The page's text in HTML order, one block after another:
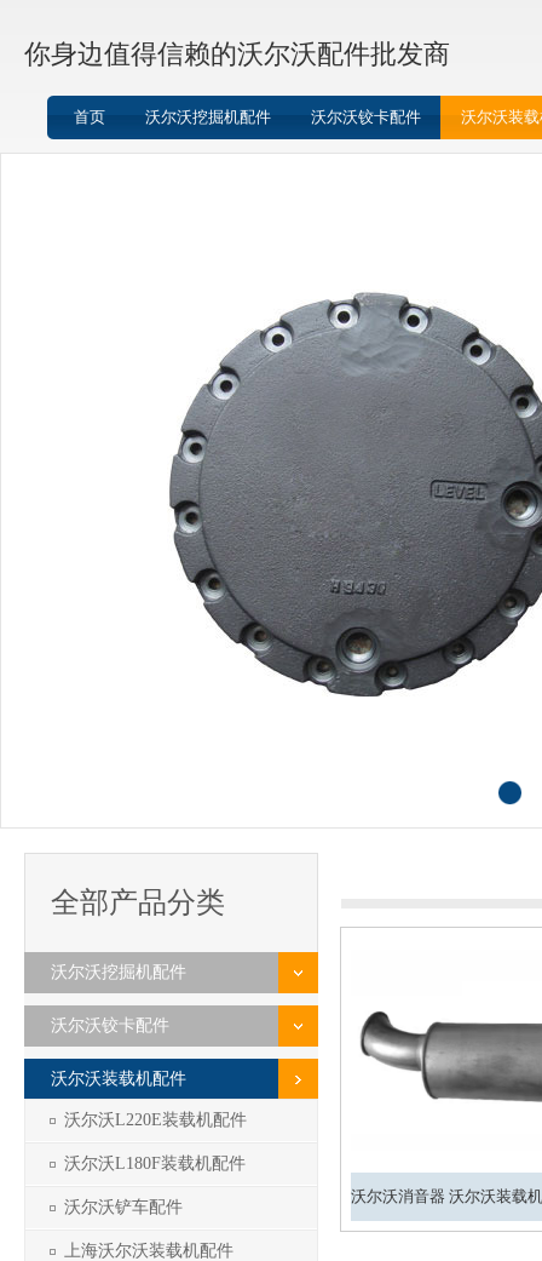
你身边值得信赖的沃尔沃配件批发商
首页 沃尔沃挖掘机配件 沃尔沃铰卡配件 沃尔沃装
全部产品分类
沃尔沃挖掘机配件
沃尔沃铰卡配件
沃尔沃装载机配件
沃尔沃L220E装载机配件
沃尔沃L180F装载机配件
沃尔沃铲车配件
上海沃尔沃装载机配件